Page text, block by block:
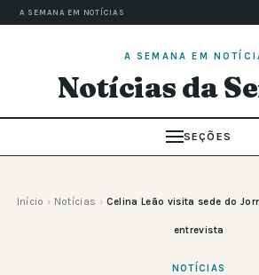
A SEMANA EM NOTÍCIAS
A SEMANA EM
Notícias da
SEÇÕES
Início › Notícias › Celina Leão visita sede do
entrevista
NOTÍCIAS